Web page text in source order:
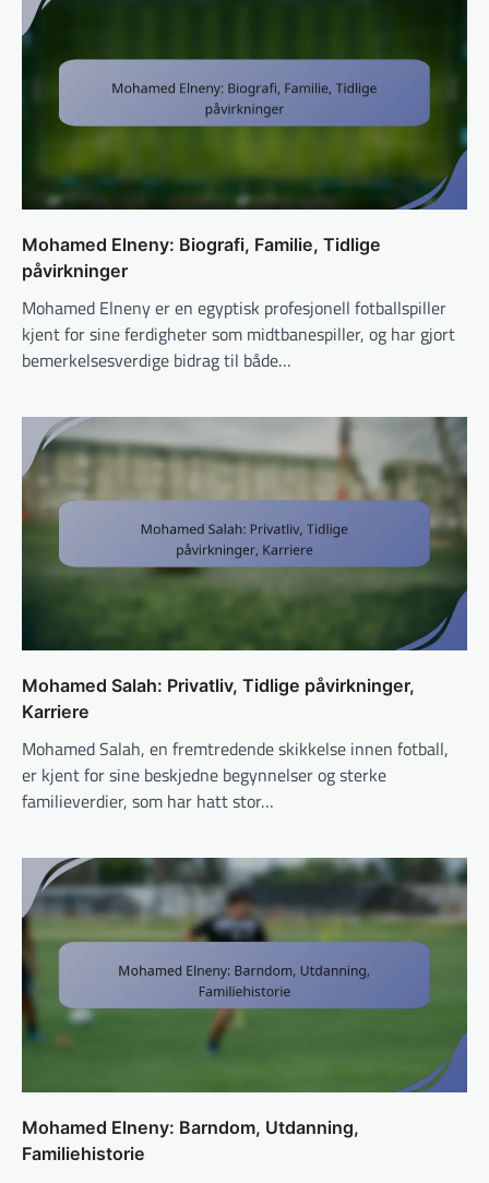
Mohamed Elneny: Biografi, Familie, Tidlige
påvirkninger
Mohamed Elneny er en egyptisk profesjonell fotballspiller
kjent for sine ferdigheter som midtbanespiller, og har gjort
bemerkelsesverdige bidrag til både…
Mohamed Salah: Privatliv, Tidlige påvirkninger,
Karriere
Mohamed Salah, en fremtredende skikkelse innen fotball,
er kjent for sine beskjedne begynnelser og sterke
familieverdier, som har hatt stor…
Mohamed Elneny: Barndom, Utdanning,
Familiehistorie